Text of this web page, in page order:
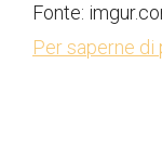
Fonte:
Per saperne di